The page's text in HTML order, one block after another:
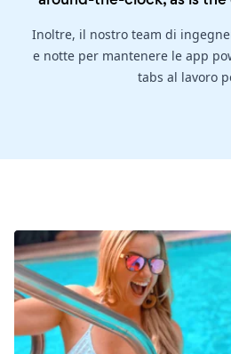
Inoltre, il nostro team di
e notte per mantenere le app
tabs al lavoro